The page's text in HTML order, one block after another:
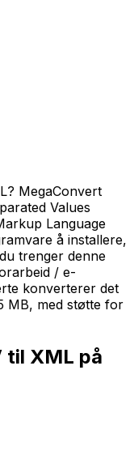
MegaConvert
Values
Language
å installere,
trenger denne
/ e-
konverterer det
MB, med støtte for
til XML på